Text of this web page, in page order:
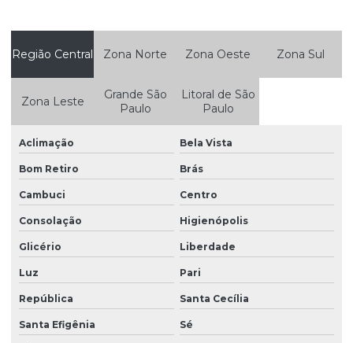
Empresa de manutenção preditiva
Empresa de manutenção preditiva em são paulo
Empresa de monitoramento online de ativos
Empresa de termografia elétrica
Empresa de termografia industrial
Empresas de analise de vibração e termografia
Inspeção preditiva
Inspeção termográfica
Inspeção termográfica em painéis elétricos
Inspeção termográfica em sistemas elétricos
Região Central Zona Norte Zona Oeste Zona Sul
Zona Leste
Grande São
Paulo
Litoral de São
Paulo
Aclimação Bela Vista
Bom Retiro Brás
Cambuci Centro
Consolação Higienópolis
Glicério Liberdade
Luz Pari
República Santa Cecília
Santa Efigênia Sé